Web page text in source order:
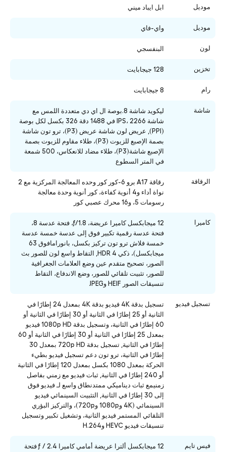
موديل ابل ايباد ميني
موديل واي-فاي
لون البنفسجي
تخزين 128 جيجابايت
رام 8 جيجابايت
شاشة
ليكويد شاشة 8.بوصة ال اي دي متعددة اللمس مع
شاشة IPS، 2266 في 1488 دقة 326 بكسل لكل بوصة
(PPI), عريض لون شاشة عريض (P3)، ترو تون شاشة
بصمة الإصبع للزيوت (P3)، طلاء مقاوم للزيوت بصمة
الإصبع شاشة(P3)، طلاء مضاد للانعكاس، 500 شمعة
في المتر السطوع
الرقاقة
رقاقة A17 برو 6-كور كور وحده المعالجة المركزية مع 2
نواة أداء و4 أنوية كفاءة، كور أنوية وحدة معالجة
رسومات 5، و16 محرك عصبي كور
كاميرا
12 ميجابكسل كاميرا عريضة، ƒ/1.8، فتحة عدسة 8،
فتحة عدسة رقمية تكبير فوق إلى عدسة خمسة عدسة
خمسة فلاش ترو تون تركيز بكسل، بانورامافوق 63
ميجابكسل)، ذكي HDR 4, التقاط واسع لون للصور بث
الصور، تصحيح متقدم عين وضع العلامات الجغرافية
للصور، تثبيت تلقائي للصور، وضع الاندفاع، التقاط
تنسيقات الصور HEIF وJPEG
تسجيل فيديو
تسجيل بدقة 4K فيديو بدقة 4K بمعدل 24 إطارًا في
الثانية أو 25 إطارًا في الثانية أو 30 إطارًا في الثانية أو
60 إطارًا في الثانية، وتسجيل بدقة 1080p HD فيديو
بمعدل 25 إطارًا في الثانية أو 30 إطارًا في الثانية أو 60
إطارًا في الثانية, تسجيل بدقة 720p HD بمعدل 30
إطارًا في الثانية، ترو تون دعم تسجيل فيديو بطيء
الحركة بمعدل 1080 بكسل بمعدل 120 إطارًا في الثانية
أو 240 إطارًا في الثانية, ثبات فيديو مع زمني بفاصل
زمنيمع ثبات ديناميكي ممتدنطاق واسع لـ فيديو فوق
إلى 30 إطارًا في الثانية, التثبيت السينمائي فيديو
السينمائي (4K و1080p و720p)، والتركيز البؤري
التلقائي المستمر فيديو الثانية، وتشغيل تكبير وتسجيل
تنسيقات فيديو HEVC وH.264
فيس تايم
12 ميجابكسل ألترا عريضة أمامي كاميرا ƒ / 2.4 فتحة